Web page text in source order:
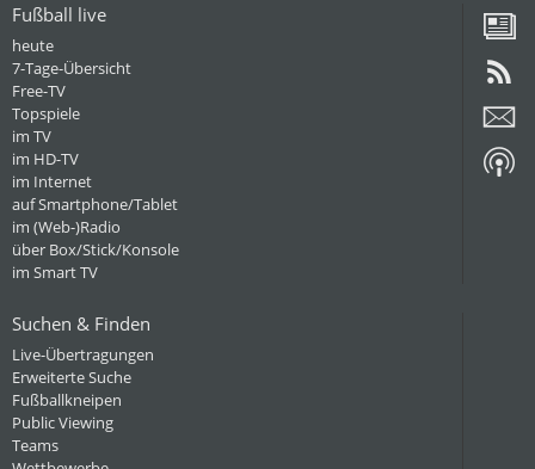
Fußball live
heute
7-Tage-Übersicht
Free-TV
Topspiele
im TV
im HD-TV
im Internet
auf Smartphone/Tablet
im (Web-)Radio
über Box/Stick/Konsole
im Smart TV
Suchen & Finden
Live-Übertragungen
Erweiterte Suche
Fußballkneipen
Public Viewing
Teams